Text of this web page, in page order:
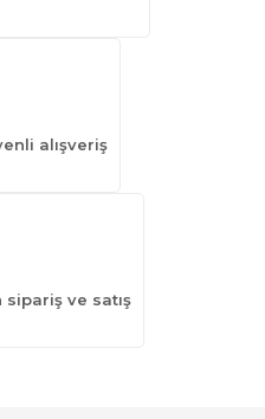
alışveriş
ve satış